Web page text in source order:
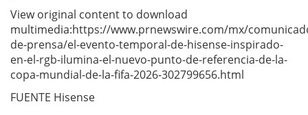
View original content to download
multimedia:https://www.prnewswire.com/mx/
de-prensa/el-evento-temporal-de-hisense-inspirado-
en-el-rgb-ilumina-el-nuevo-punto-de-referencia-de-la-
copa-mundial-de-la-fifa-2026-302799656.html
FUENTE Hisense